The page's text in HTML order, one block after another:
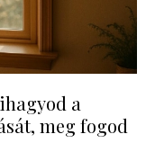
a
meg fogod